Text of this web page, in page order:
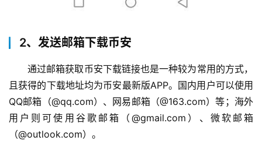
2、发送邮箱下载币安
通过邮箱获取币安下载链接也是一种较为常用的方式，
且获得的下载地址均为币安最新版APP。国内用户可以使用
QQ邮箱（@qq.com）、网易邮箱（@163.com）等；海外
用户则可使用谷歌邮箱（@gmail.com）、微软邮箱
（@outlook.com）。